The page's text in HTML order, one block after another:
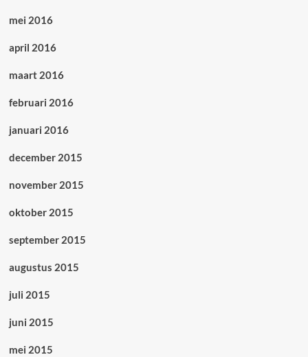
mei 2016
april 2016
maart 2016
februari 2016
januari 2016
december 2015
november 2015
oktober 2015
september 2015
augustus 2015
juli 2015
juni 2015
mei 2015